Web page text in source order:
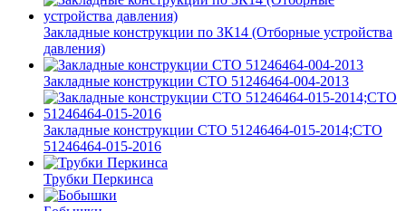
Закладные конструкции по ЗК14 (Отборные устройства
давления)
Закладные конструкции СТО 51246464-004-2013
Закладные конструкции СТО 51246464-015-2014;СТО
51246464-015-2016
Трубки Перкинса